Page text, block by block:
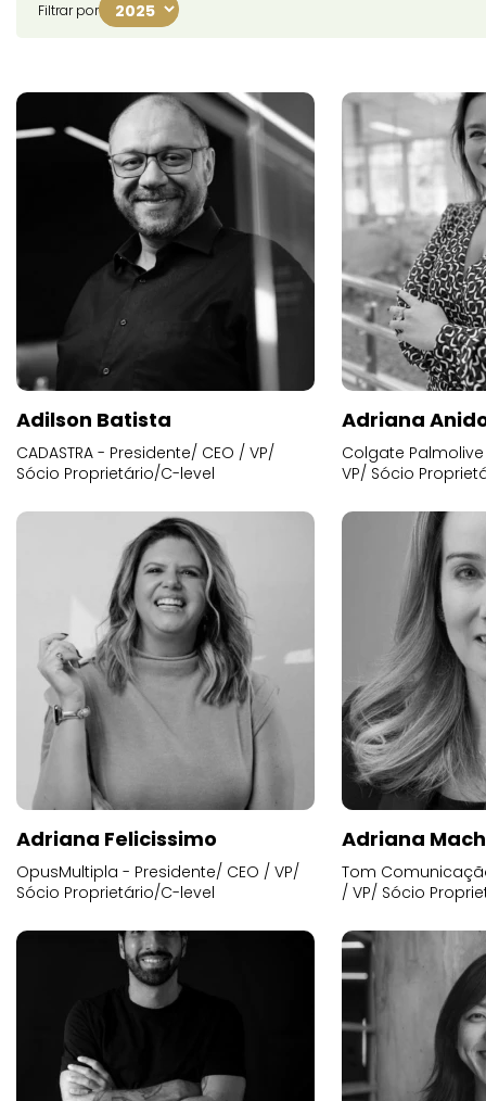
Filtrar por
Adilson Batista
CADASTRA - Presidente/ CEO / VP/
Sócio Proprietário/C-level
Adriana
Colgate
VP/ Sócio
Adriana Felicissimo
OpusMultipla - Presidente/ CEO / VP/
Sócio Proprietário/C-level
Adriana
Tom
/ VP/ Sócio